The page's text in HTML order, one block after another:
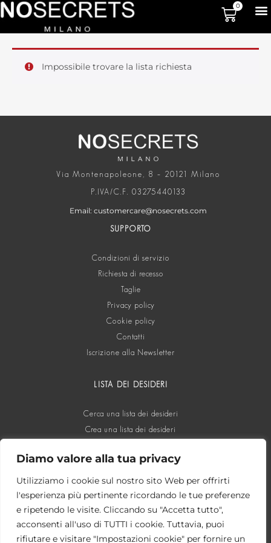
Diamo valore alla tua privacy
Utilizziamo i cookie sul nostro sito Web per offrirti
l'esperienza più pertinente ricordando le tue preferenze
e ripetendo le visite. Cliccando su "Accetta tutto",
acconsenti all'uso di TUTTI i cookie. Tuttavia, puoi
rifiutare e visitare "Impostazioni cookie" per fornire un
0
Impossibile trovare la lista richiesta
Via Montenapoleone, 8 – 20121 Milano
P.IVA/C.F. 03275440133
Email: customercare@nosecrets.com
SUPPORTO
Condizioni di servizio
Richiesta di recesso
Taglie
Privacy policy
Cookie policy
Contatti
Iscrizione alla Newsletter
LISTA DEI DESIDERI
Cerca una lista dei desideri
Crea una lista dei desideri
SOCIAL